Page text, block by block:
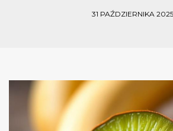
31 PAŹDZIERNIKA 2025